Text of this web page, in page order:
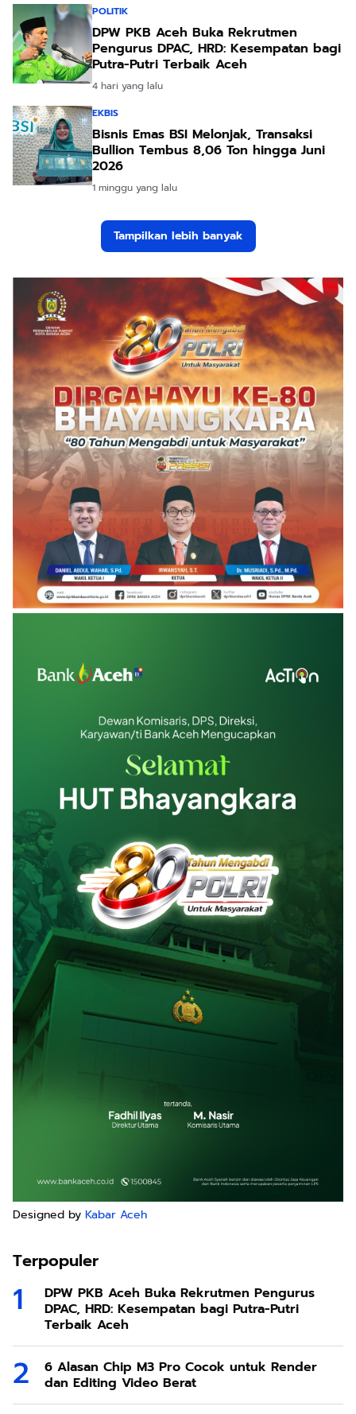
POLITIK
DPW PKB Aceh Buka Rekrutmen
Pengurus DPAC, HRD: Kesempatan bagi
Putra-Putri Terbaik Aceh
4 hari yang lalu
EKBIS
Bisnis Emas BSI Melonjak, Transaksi
Bullion Tembus 8,06 Ton hingga Juni
2026
1 minggu yang lalu
Tampilkan lebih banyak
Designed by Kabar Aceh
Terpopuler
DPW PKB Aceh Buka Rekrutmen Pengurus
DPAC, HRD: Kesempatan bagi Putra-Putri
Terbaik Aceh
6 Alasan Chip M3 Pro Cocok untuk Render
dan Editing Video Berat